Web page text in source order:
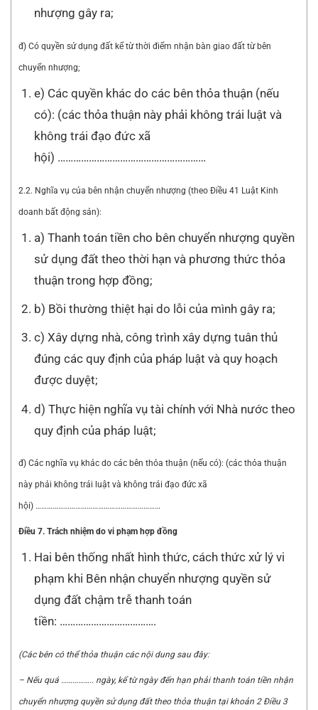
nhượng gây ra;
đ) Có quyền sử dụng đất kể từ thời điểm nhận bàn giao đất từ bên
chuyển nhượng;
e) Các quyền khác do các bên thỏa thuận (nếu
có): (các thỏa thuận này phải không trái luật và
không trái đạo đức xã
hội) …………………………………………………
2.2. Nghĩa vụ của bên nhận chuyển nhượng (theo Điều 41 Luật Kinh
doanh bất động sản):
a) Thanh toán tiền cho bên chuyển nhượng quyền
sử dụng đất theo thời hạn và phương thức thỏa
thuận trong hợp đồng;
b) Bồi thường thiệt hại do lỗi của mình gây ra;
c) Xây dựng nhà, công trình xây dựng tuân thủ
đúng các quy định của pháp luật và quy hoạch
được duyệt;
d) Thực hiện nghĩa vụ tài chính với Nhà nước theo
quy định của pháp luật;
đ) Các nghĩa vụ khác do các bên thỏa thuận (nếu có): (các thỏa thuận
này phải không trái luật và không trái đạo đức xã
hội) …………………………………………………………
Điều 7. Trách nhiệm do vi phạm hợp đồng
Hai bên thống nhất hình thức, cách thức xử lý vi
phạm khi Bên nhận chuyển nhượng quyền sử
dụng đất chậm trễ thanh toán
tiền: ……………………………….
(Các bên có thể thỏa thuận các nội dung sau đây:
– Nếu quá…………….. ngày, kể từ ngày đến hạn phải thanh toán tiền nhận
chuyển nhượng quyền sử dụng đất theo thỏa thuận tại khoản 2 Điều 3